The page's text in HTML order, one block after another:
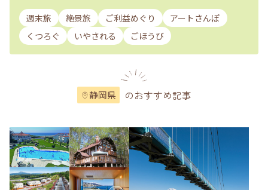
週末旅 絶景旅 ご利益めぐり
アートさんぽ
くつろぐ
いやされる ごほうび
静岡県 のおすすめ記事